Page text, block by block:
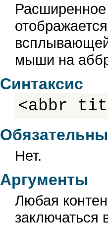
всплывающей
мыши на
Синтаксис
<abbr
Нет.
Аргументы
Любая
заключаться